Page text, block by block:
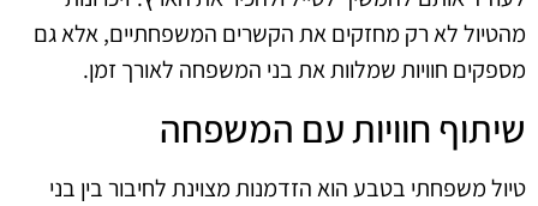
מהטיול לא רק מחזקים את הקשרים המשפחתיים, אלא גם
מספקים חוויות שמלוות את בני המשפחה לאורך זמן.
שיתוף חוויות עם המשפחה
טיול משפחתי בטבע הוא הזדמנות מצוינת לחיבור בין בני